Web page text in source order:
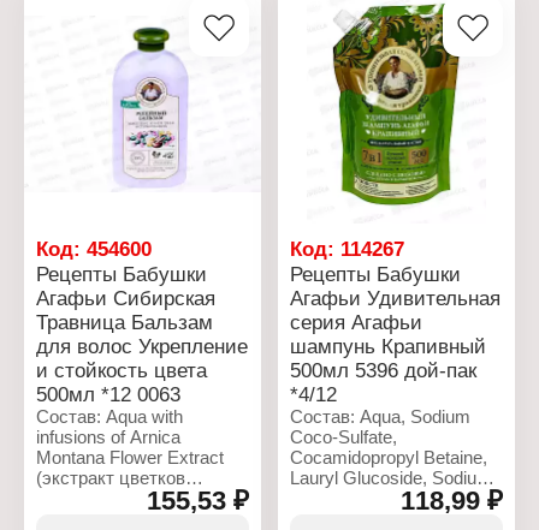
сахар), Pinus Sibirica
Shell Powder (скорлупа
кедрового ореха), Sodium
Ascorbyl Phosphate
(витамин C), Potassium
Hydroxide, Benzyl Alcohol,
Benzoic Acid, Sorbic Acid,
Агафьи
Коллекция: Классика
Тип товара: Скраб для
тела
Вариация: на сахаре
Название: "Морошка"
Активные компоненты:
масло дикой морошки,
косточки малины и
соричневый сахар, сок
сибирского бар
Объем: 300 мл
Fruit Oil (масло
облепихи), Dried Egg Yolk
(яичный желток),
Ceteareth-20, Guar
Hydroxypropyltrimonium
Chloride, Benzyl Alcohol,
Benzoic Acid, Sorbic Acid,
Glycerin, Citric Acid,
Parfum, Linalool, Amyl
Cinnamal.
Характеристики:
Бренд: Рецепты бабушки
Агафьи
Коллекция: Сибирская
Травница
Тип товара: Бальзам для
волос
Название: "Яичный"
Действие: питание и
восстановление
Активные компоненты:
яичный желток,
облепиховое масло, кора
белой ивы, сибирский
Код: 454600
Рецепты Бабушки
Агафьи Сибирская
Травница Бальзам
для волос Укрепление
и стойкость цвета
500мл *12 0063
Состав: Aqua with
infusions of Arnica
Montana Flower Extract
(экстракт цветков
арники), Glycyrrhiza
Glabra Root Extract
155,53 ₽
Код: 114267
Рецепты Бабушки
Агафьи Удивительная
серия Агафьи
шампунь Крапивный
500мл 5396 дой-пак
*4/12
Состав: Aqua, Sodium
Coco-Sulfate,
Cocamidopropyl Betaine,
Lauryl Glucoside, Sodium
Chloride, Urtica Urens
Leaf Extract (экстракт
118,99 ₽